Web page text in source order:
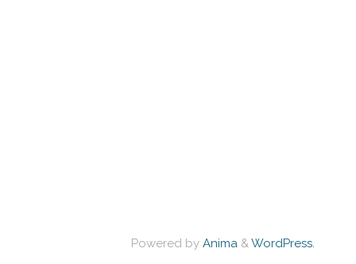
Powered by Anima & WordPress.